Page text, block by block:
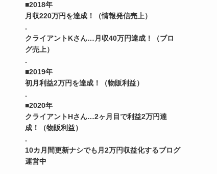
■2018年
月収220万円を達成！（情報発信売上）
.
クライアントKさん…月収40万円達成！（ブロ
グ売上）
.
■2019年
初月利益2万円を達成！（物販利益）
.
■2020年
クライアントHさん…2ヶ月目で利益2万円達
成！（物販利益）
.
10カ月間更新ナシでも月2万円収益化するブログ
運営中